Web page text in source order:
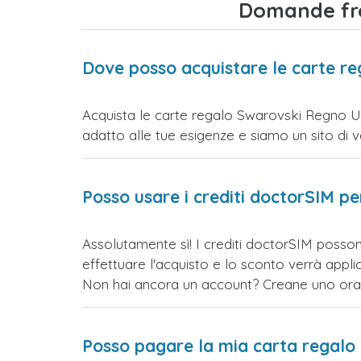
Domande
Dove posso acquistare le carte
Acquista le carte regalo Swarovski Regno
adatto alle tue esigenze e siamo un sito di
Posso usare i crediti doctorSIM
Assolutamente sì! I crediti doctorSIM
effettuare l'acquisto e lo sconto verrà
Non hai ancora un account? Creane uno
Posso pagare la mia carta regalo